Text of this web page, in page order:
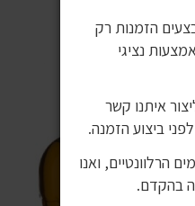
הזמנות רק
נציגי
איתנו קשר
הרלוונטיים, ואנו
בהקדם.